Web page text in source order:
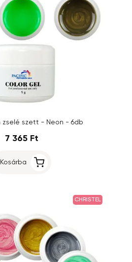
zselé szett - Neon - 6db
7 365 Ft
Kosárba
CHRISTEL